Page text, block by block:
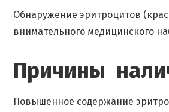
Обнаружение эритроцитов
внимательного медицинского
Причины
Повышенное содержание